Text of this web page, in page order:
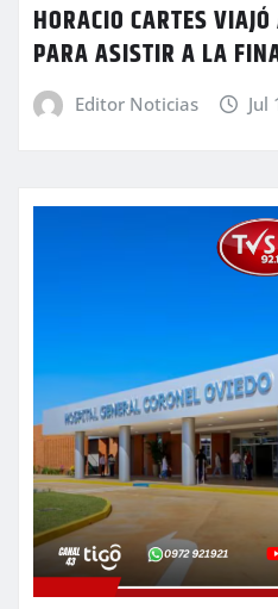
HORACIO CARTES
PARA ASISTIR A LA
Editor Noticias Jul